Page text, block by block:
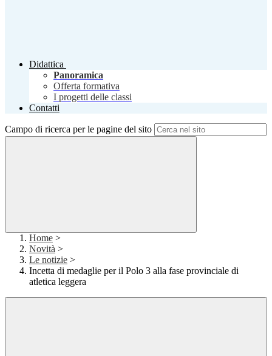
Didattica
Panoramica
Offerta formativa
I progetti delle classi
Contatti
Campo di ricerca per le pagine del sito
Home >
Novità >
Le notizie >
Incetta di medaglie per il Polo 3 alla fase provinciale di
atletica leggera